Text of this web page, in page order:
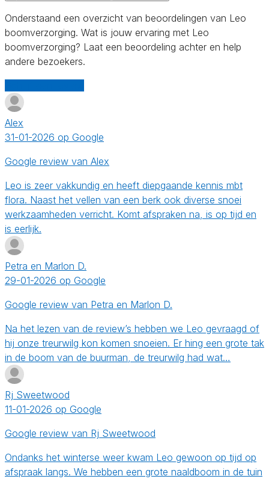
Onderstaand een overzicht van beoordelingen van Leo
boomverzorging. Wat is jouw ervaring met Leo
boomverzorging? Laat een beoordeling achter en help
andere bezoekers.
Alex
31-01-2026 op Google
Google review van Alex
Leo is zeer vakkundig en heeft diepgaande kennis mbt
flora. Naast het vellen van een berk ook diverse snoei
werkzaamheden verricht. Komt afspraken na, is op tijd en
is eerlijk.
Petra en Marlon D.
29-01-2026 op Google
Google review van Petra en Marlon D.
Na het lezen van de review’s hebben we Leo gevraagd of
hij onze treurwilg kon komen snoeien. Er hing een grote tak
in de boom van de buurman, de treurwilg had wat…
Rj Sweetwood
11-01-2026 op Google
Google review van Rj Sweetwood
Ondanks het winterse weer kwam Leo gewoon op tijd op
afspraak langs. We hebben een grote naaldboom in de tuin